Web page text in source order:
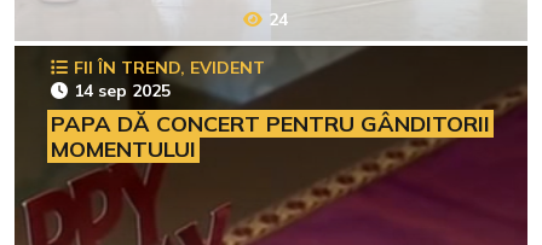
24
FII ÎN TREND, EVIDENT
14 sep 2025
PAPA DĂ CONCERT PENTRU GÂNDITORII
MOMENTULUI